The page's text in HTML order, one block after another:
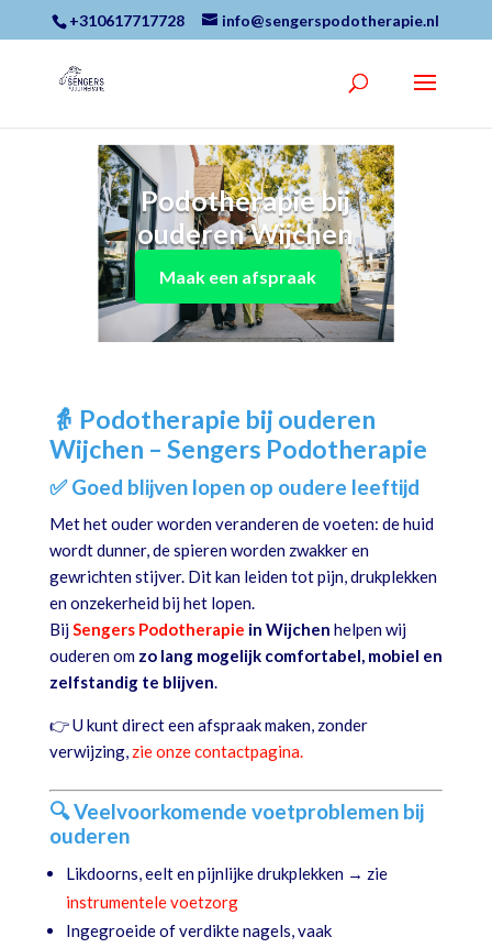
+310617717728 info@sengerspodotherapie.nl
Podotherapie bij
ouderen Wijchen
Maak een afspraak
👵 Podotherapie bij ouderen
Wijchen – Sengers Podotherapie
✅ Goed blijven lopen op oudere leeftijd
Met het ouder worden veranderen de voeten: de huid
wordt dunner, de spieren worden zwakker en
gewrichten stijver. Dit kan leiden tot pijn, drukplekken
en onzekerheid bij het lopen.
BijSengers Podotherapie in Wijchen helpen wij
ouderen om zo lang mogelijk comfortabel, mobiel en
zelfstandig te blijven.
👉 U kunt direct een afspraak maken, zonder
verwijzing,zie onze contactpagina.
🔍 Veelvoorkomende voetproblemen bij
ouderen
Likdoorns, eelt en pijnlijke drukplekken → zie
instrumentele voetzorg
Ingegroeide of verdikte nagels, vaak